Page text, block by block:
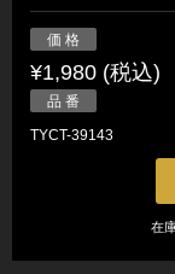
価 格
¥1,980 (税込)
品 番
TYCT-39143
在